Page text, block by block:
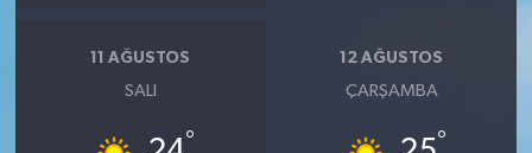
11 AĞUSTOS
SALI
°
12 AĞUSTOS
ÇARŞAMBA
°